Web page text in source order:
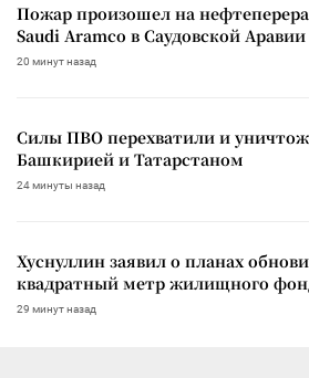
Пожар произошел на
Saudi Aramco в Саудовской Аравии
20 минут назад
Силы ПВО перехватили и
Башкирией и Татарстаном
24 минуты назад
Хуснуллин заявил о планах
квадратный метр жилищного
29 минут назад